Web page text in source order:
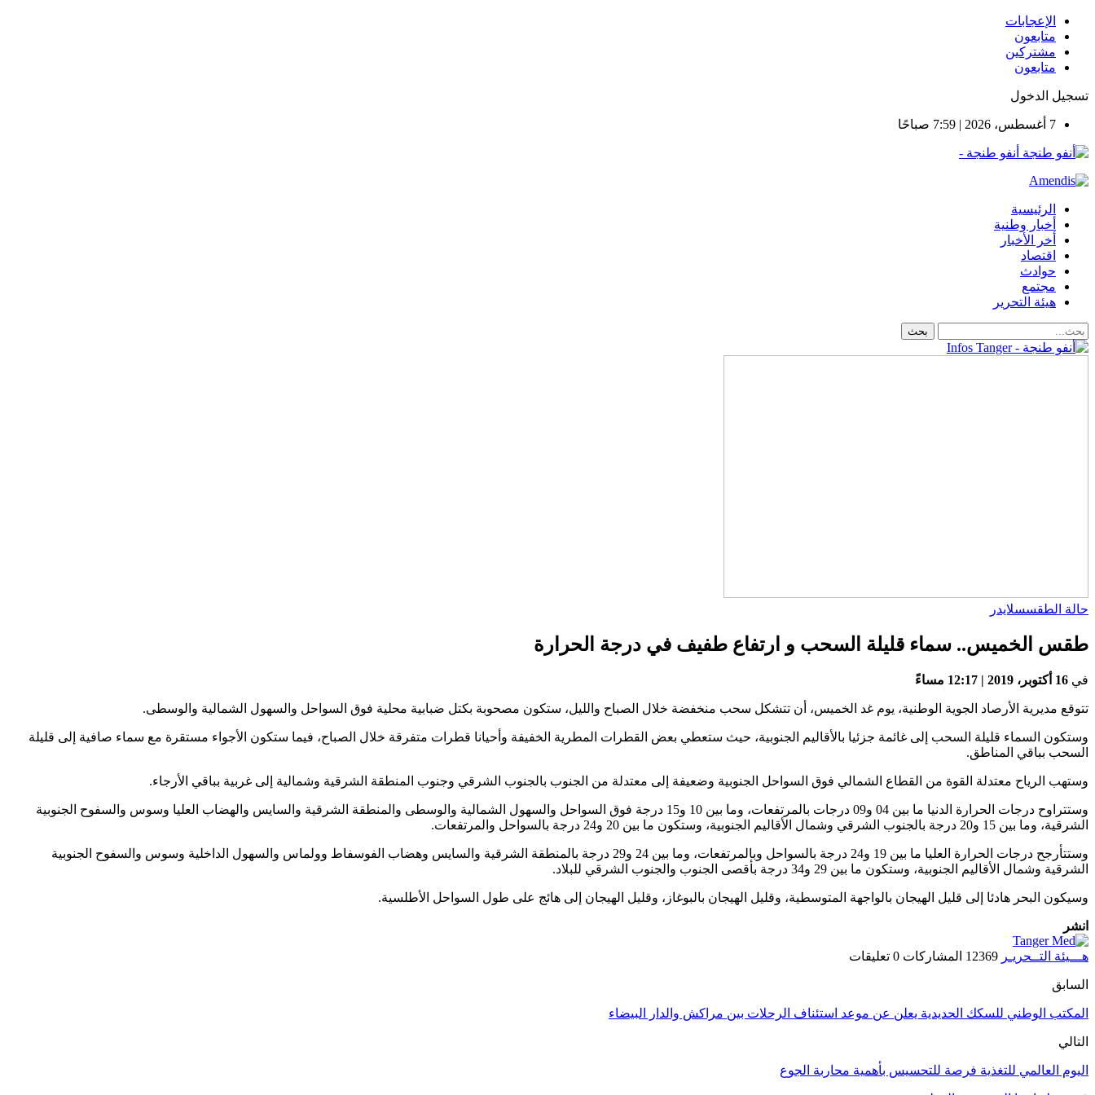
الإعجابات
متابعون
مشتركين
متابعون
تسجيل الدخول
7 أغسطس، 2026 | 7:59 صباحًا
أنفو طنجة -
الرئيسية
أخبار وطنية
أخر الأخبار
اقتصاد
حوادث
مجتمع
هيئة التحرير
حالة الطقسسلايدر
طقس الخميس.. سماء قليلة السحب و ارتفاع طفيف في درجة الحرارة
في 16 أكتوبر، 2019 | 12:17 مساءً
تتوقع مديرية الأرصاد الجوية الوطنية، يوم غد الخميس، أن تتشكل سحب منخفضة خلال الصباح والليل، ستكون مصحوبة بكتل ضبابية محلية فوق السواحل والسهول الشمالية والوسطى.
وستكون السماء قليلة السحب إلى غائمة جزئيا بالأقاليم الجنوبية، حيث ستعطي بعض القطرات المطرية الخفيفة وأحيانا قطرات متفرقة خلال الصباح، فيما ستكون الأجواء مستقرة مع سماء صافية إلى قليلة
السحب بباقي المناطق.
وستهب الرياح معتدلة القوة من القطاع الشمالي فوق السواحل الجنوبية وضعيفة إلى معتدلة من الجنوب بالجنوب الشرقي وجنوب المنطقة الشرقية وشمالية إلى غربية بباقي الأرجاء.
وستتراوح درجات الحرارة الدنيا ما بين 04 و09 درجات بالمرتفعات، وما بين 10 و15 درجة فوق السواحل والسهول الشمالية والوسطى والمنطقة الشرقية والسايس والهضاب العليا وسوس والسفوح الجنوبية
الشرقية، وما بين 15 و20 درجة بالجنوب الشرقي وشمال الأقاليم الجنوبية، وستكون ما بين 20 و24 درجة بالسواحل والمرتفعات.
وستتأرجح درجات الحرارة العليا ما بين 19 و24 درجة بالسواحل وبالمرتفعات، وما بين 24 و29 درجة بالمنطقة الشرقية والسايس وهضاب الفوسفاط وولماس والسهول الداخلية وسوس والسفوح الجنوبية
الشرقية وشمال الأقاليم الجنوبية، وستكون ما بين 29 و34 درجة بأقصى الجنوب والجنوب الشرقي للبلاد.
وسيكون البحر هادئا إلى قليل الهيجان بالواجهة المتوسطية، وقليل الهيجان بالبوغاز، وقليل الهيجان إلى هائج على طول السواحل الأطلسية.
انشر
هـــيئة التــحريـر 12369 المشاركات 0 تعليقات
السابق
المكتب الوطني للسكك الحديدية يعلن عن موعد استئناف الرحلات بين مراكش والدار البيضاء
التالي
اليوم العالمي للتغذية فرصة للتحسيس بأهمية محاربة الجوع